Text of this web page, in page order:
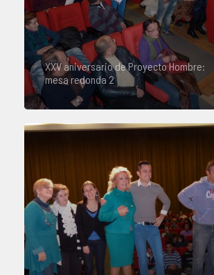
XXV aniversario de Proyecto Hombre:
mesa redonda 2